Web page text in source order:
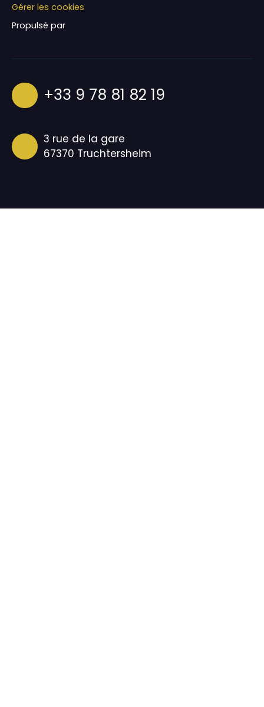
Gérer les cookies
Propulsé par
+33 9 78 81 82 19
3 rue de la gare
67370 Truchtersheim